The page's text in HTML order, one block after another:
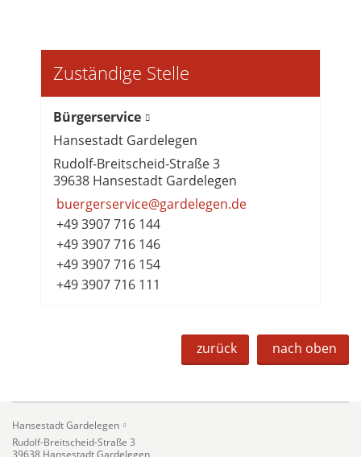
Zuständige Stelle
Bürgerservice
Hansestadt Gardelegen
Rudolf-Breitscheid-Straße 3
39638 Hansestadt Gardelegen
buergerservice@gardelegen.de
+49 3907 716 144
+49 3907 716 146
+49 3907 716 154
+49 3907 716 111
zurück nach oben
Hansestadt Gardelegen
Rudolf-Breitscheid-Straße 3
39638 Hansestadt Gardelegen